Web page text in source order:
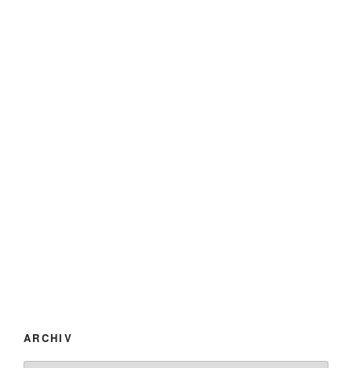
ARCHIV